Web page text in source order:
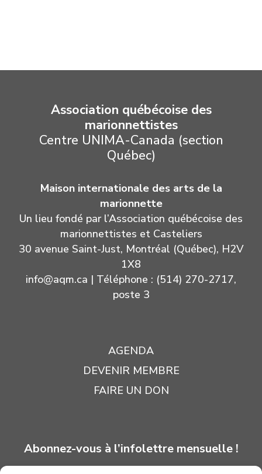
Association québécoise des
marionnettistes
Centre UNIMA-Canada (section
Québec)
Maison internationale des arts de la
marionnette
Un lieu fondé par l’Association québécoise des
marionnettistes et Casteliers
30 avenue Saint-Just, Montréal (Québec), H2V
1X8
info@aqm.ca | Téléphone : (514) 270-2717,
poste 3
AGENDA
DEVENIR MEMBRE
FAIRE UN DON
Abonnez-vous à l’infolettre mensuelle !